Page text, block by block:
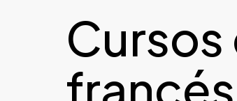
Cursos
francés